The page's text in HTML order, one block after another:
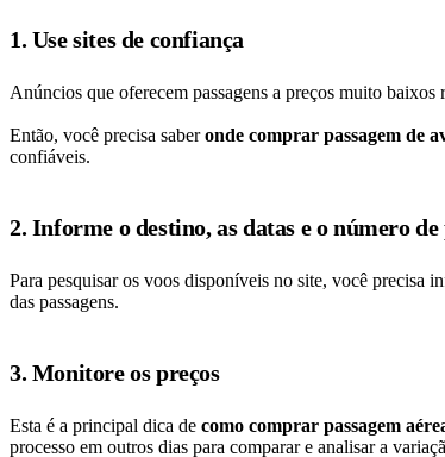
1. Use sites de confiança
Anúncios que oferecem passagens a preços muito
Então, você precisa saberonde comprar passagem de
confiáveis.
2. Informe o destino, as datas e o número de
Para pesquisar os voos disponíveis no site, você precisa
das passagens.
3. Monitore os preços
Esta é a principal dica de como comprar passagem
processo em outros dias para comparar e analisar a